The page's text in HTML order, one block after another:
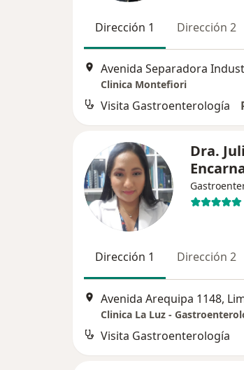
Dirección 1 Dirección 2
Clinica Montefiori
Visita Gastroenterología
Dra.
Dirección 1 Dirección 2
Avenida Arequipa 1148,
Clinica La Luz -
Visita Gastroenterología